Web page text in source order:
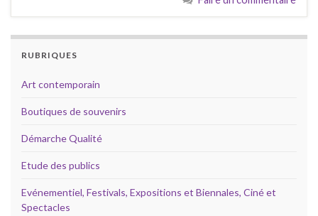
RUBRIQUES
Art contemporain
Boutiques de souvenirs
Démarche Qualité
Etude des publics
Evénementiel, Festivals, Expositions et Biennales, Ciné et
Spectacles